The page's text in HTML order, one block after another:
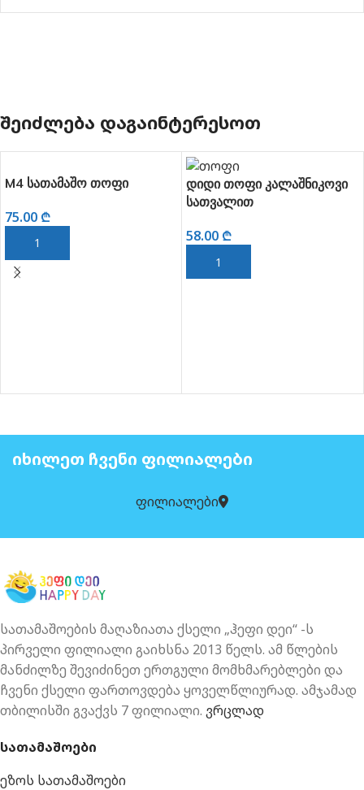
ᲨᲔᲘᲫᲚᲔᲑᲐ ᲓᲐᲒᲐᲘᲜᲢᲔᲠᲔᲡᲝᲗ
თოფი
დიდი თოფი კალაშნიკოვი
ᲙᲐᲚᲐᲗᲐᲨᲘ ᲓᲐᲛᲐᲢᲔᲑᲐ
ᲘᲮᲘᲚᲔᲗ ᲩᲕᲔᲜᲘ ᲤᲘᲚᲘᲐᲚᲔᲑᲘ
ფილიალები
სათამაშოების მაღაზიათა ქსელი „ჰეფი დეი“ -ს
პირველი ფილიალი გაიხსნა 2013 წელს. ამ წლების
მანძილზე შევიძინეთ ერთგული მომხმარებლები და
ჩვენი ქსელი ფართოვდება ყოველწლიურად. ამჯამად
თბილისში გვაქვს 7 ფილიალი. ვრცლად
სათამაშოები
ეზოს სათამაშოები